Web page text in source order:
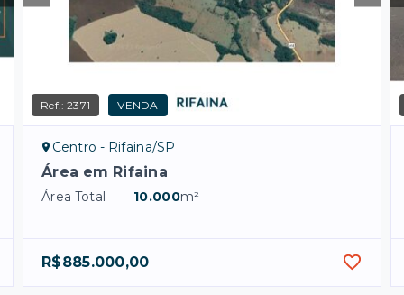
Ref.:2371 VENDA
Centro - Rifaina/SP
Área em Rifaina
Área Total 10.000m²
R$885.000,00